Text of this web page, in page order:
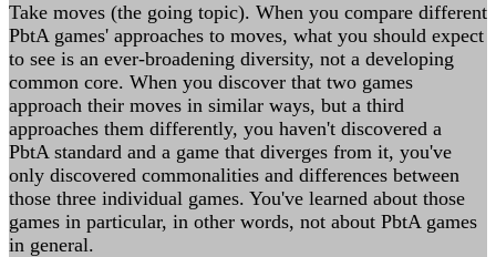
Take moves (the going topic). When you compare different
PbtA games' approaches to moves, what you should expect
to see is an ever-broadening diversity, not a developing
common core. When you discover that two games
approach their moves in similar ways, but a third
approaches them differently, you haven't discovered a
PbtA standard and a game that diverges from it, you've
only discovered commonalities and differences between
those three individual games. You've learned about those
games in particular, in other words, not about PbtA games
in general.